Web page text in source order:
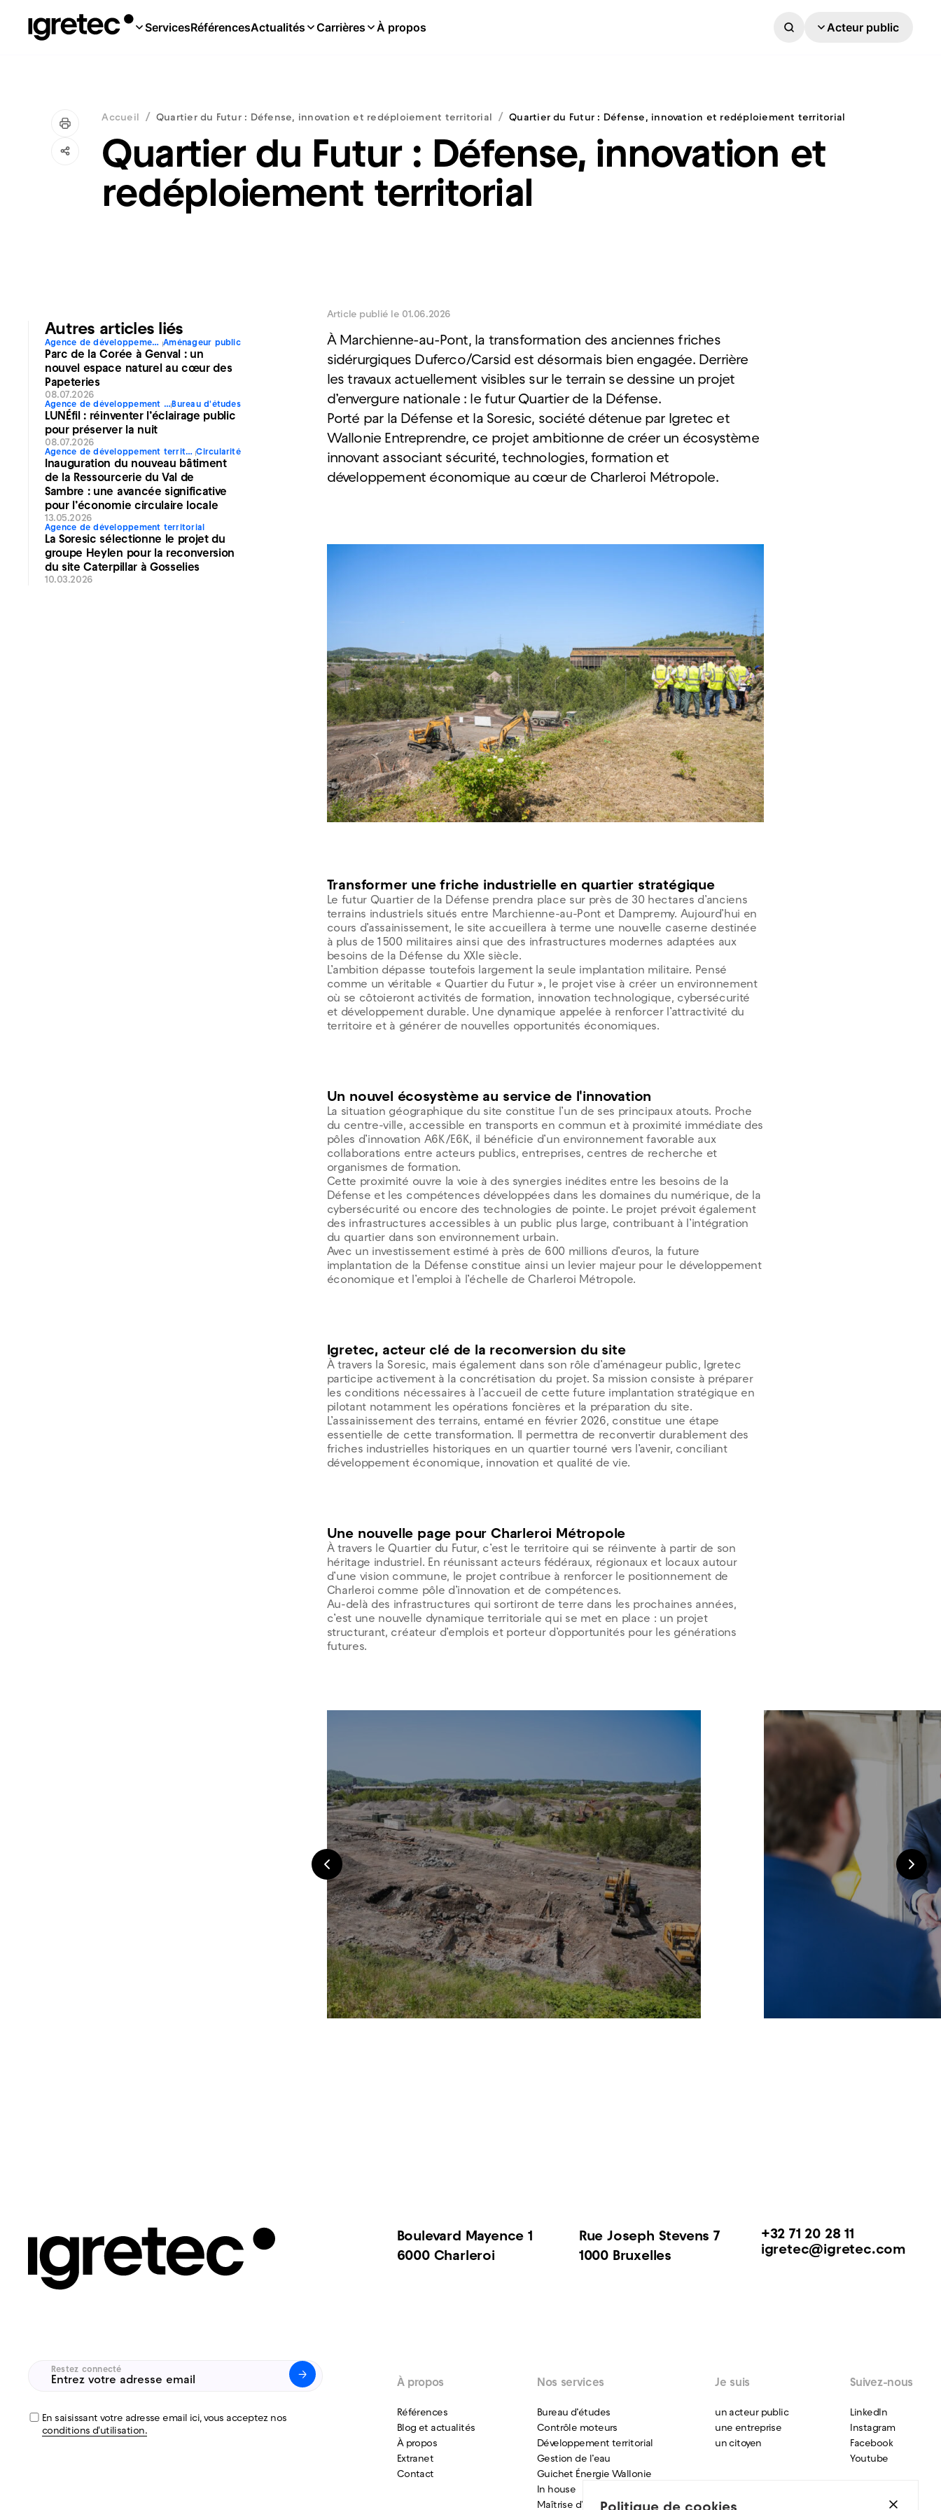
ServicesRéférencesActualités Carrières À propos Acteur public
Accueil / Quartier du Futur : Défense, innovation et redéploiement territorial / Quartier du Futur : Défense, innovation et redéploiement territorial
Quartier du Futur : Défense, innovation et
redéploiement territorial
Autres articles liés
Agence de développement territorial Aménageur public
Parc de la Corée à Genval : un
nouvel espace naturel au cœur des
Papeteries
08.07.2026
Agence de développement territorial Bureau d'études
LUNÉfil : réinventer l’éclairage public
pour préserver la nuit
08.07.2026
Agence de développement territorial Circularité
Inauguration du nouveau bâtiment
de la Ressourcerie du Val de
Sambre : une avancée significative
pour l’économie circulaire locale
13.05.2026
Agence de développement territorial
La Soresic sélectionne le projet du
groupe Heylen pour la reconversion
du site Caterpillar à Gosselies
10.03.2026
Article publié le 01.06.2026
À Marchienne-au-Pont, la transformation des anciennes friches
sidérurgiques Duferco/Carsid est désormais bien engagée. Derrière
les travaux actuellement visibles sur le terrain se dessine un projet
d’envergure nationale : le futur Quartier de la Défense.
Porté par la Défense et la Soresic, société détenue par Igretec et
Wallonie Entreprendre, ce projet ambitionne de créer un écosystème
innovant associant sécurité, technologies, formation et
développement économique au cœur de Charleroi Métropole.
Transformer une friche industrielle en quartier stratégique
Le futur Quartier de la Défense prendra place sur près de 30 hectares d’anciens
terrains industriels situés entre Marchienne-au-Pont et Dampremy. Aujourd’hui en
cours d’assainissement, le site accueillera à terme une nouvelle caserne destinée
à plus de 1 500 militaires ainsi que des infrastructures modernes adaptées aux
besoins de la Défense du XXIe siècle.
L’ambition dépasse toutefois largement la seule implantation militaire. Pensé
comme un véritable « Quartier du Futur », le projet vise à créer un environnement
où se côtoieront activités de formation, innovation technologique, cybersécurité
et développement durable. Une dynamique appelée à renforcer l’attractivité du
territoire et à générer de nouvelles opportunités économiques.
Un nouvel écosystème au service de l'innovation
La situation géographique du site constitue l’un de ses principaux atouts. Proche
du centre-ville, accessible en transports en commun et à proximité immédiate des
pôles d’innovation A6K/E6K, il bénéficie d’un environnement favorable aux
collaborations entre acteurs publics, entreprises, centres de recherche et
organismes de formation.
Cette proximité ouvre la voie à des synergies inédites entre les besoins de la
Défense et les compétences développées dans les domaines du numérique, de la
cybersécurité ou encore des technologies de pointe. Le projet prévoit également
des infrastructures accessibles à un public plus large, contribuant à l’intégration
du quartier dans son environnement urbain.
Avec un investissement estimé à près de 600 millions d’euros, la future
implantation de la Défense constitue ainsi un levier majeur pour le développement
économique et l’emploi à l’échelle de Charleroi Métropole.
Igretec, acteur clé de la reconversion du site
À travers la Soresic, mais également dans son rôle d’aménageur public, Igretec
participe activement à la concrétisation du projet. Sa mission consiste à préparer
les conditions nécessaires à l’accueil de cette future implantation stratégique en
pilotant notamment les opérations foncières et la préparation du site.
L’assainissement des terrains, entamé en février 2026, constitue une étape
essentielle de cette transformation. Il permettra de reconvertir durablement des
friches industrielles historiques en un quartier tourné vers l’avenir, conciliant
développement économique, innovation et qualité de vie.
Une nouvelle page pour Charleroi Métropole
À travers le Quartier du Futur, c’est le territoire qui se réinvente à partir de son
héritage industriel. En réunissant acteurs fédéraux, régionaux et locaux autour
d’une vision commune, le projet contribue à renforcer le positionnement de
Charleroi comme pôle d’innovation et de compétences.
Au-delà des infrastructures qui sortiront de terre dans les prochaines années,
c’est une nouvelle dynamique territoriale qui se met en place : un projet
structurant, créateur d’emplois et porteur d’opportunités pour les générations
futures.
Boulevard Mayence 1
6000 Charleroi
Rue Joseph Stevens 7
1000 Bruxelles
+32 71 20 28 11
igretec@igretec.com
Restez connecté
Untitled(Nécessaire)
En saisissant votre adresse email ici, vous acceptez nos
conditions d'utilisation.
À propos
Références
Blog et actualités
À propos
Extranet
Contact
Nos services
Bureau d’études
Contrôle moteurs
Développement territorial
Gestion de l’eau
Guichet Énergie Wallonie
In house
Maîtrise d’ouvrage
Je suis
un acteur public
une entreprise
un citoyen
Suivez-nous
LinkedIn
Instagram
Facebook
Youtube